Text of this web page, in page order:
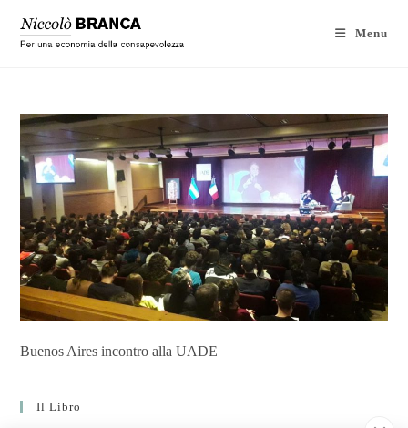
Menu
Buenos Aires incontro alla UADE
Il Libro